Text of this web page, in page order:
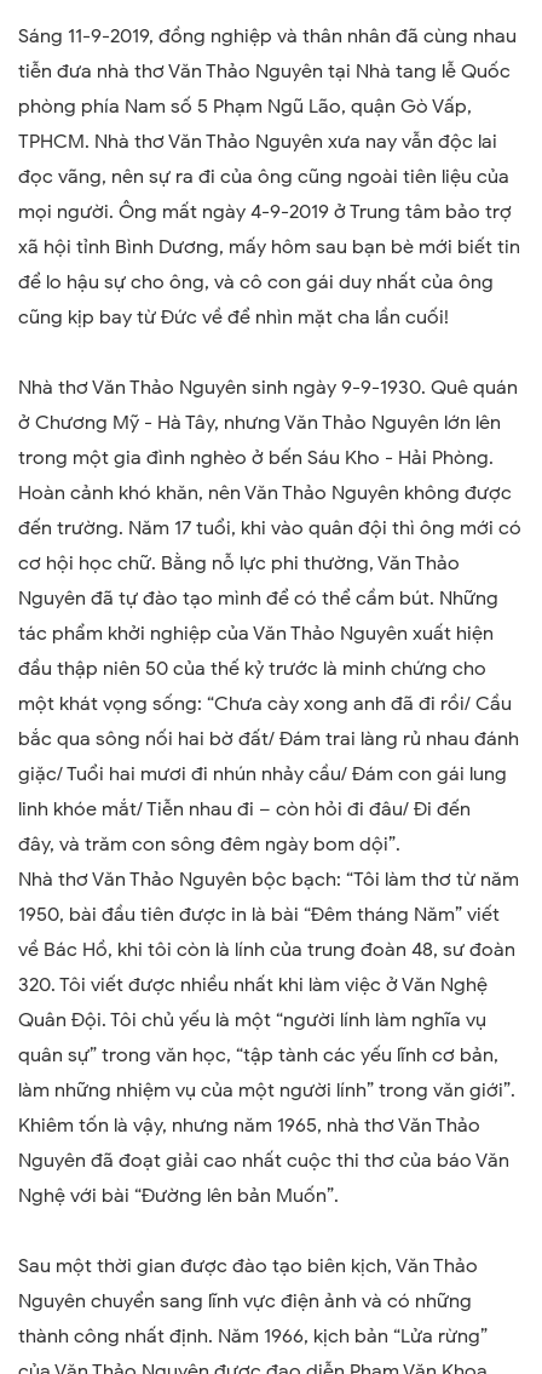
Sáng 11-9-2019, đồng nghiệp và thân nhân đã cùng nhau
tiễn đưa nhà thơ Văn Thảo Nguyên tại Nhà tang lễ Quốc
phòng phía Nam số 5 Phạm Ngũ Lão, quận Gò Vấp,
TPHCM. Nhà thơ Văn Thảo Nguyên xưa nay vẫn độc lai
đọc vãng, nên sự ra đi của ông cũng ngoài tiên liệu của
mọi người. Ông mất ngày 4-9-2019 ở Trung tâm bảo trợ
xã hội tỉnh Bình Dương, mấy hôm sau bạn bè mới biết tin
để lo hậu sự cho ông, và cô con gái duy nhất của ông
cũng kịp bay từ Đức về để nhìn mặt cha lần cuối!
Nhà thơ Văn Thảo Nguyên sinh ngày 9-9-1930. Quê quán
ở Chương Mỹ - Hà Tây, nhưng Văn Thảo Nguyên lớn lên
trong một gia đình nghèo ở bến Sáu Kho - Hải Phòng.
Hoàn cảnh khó khăn, nên Văn Thảo Nguyên không được
đến trường. Năm 17 tuổi, khi vào quân đội thì ông mới có
cơ hội học chữ. Bằng nỗ lực phi thường, Văn Thảo
Nguyên đã tự đào tạo mình để có thể cầm bút. Những
tác phẩm khởi nghiệp của Văn Thảo Nguyên xuất hiện
đầu thập niên 50 của thế kỷ trước là minh chứng cho
một khát vọng sống: “Chưa cày xong anh đã đi rồi/ Cầu
bắc qua sông nối hai bờ đất/ Đám trai làng rủ nhau đánh
giặc/ Tuổi hai mươi đi nhún nhảy cầu/ Đám con gái lung
linh khóe mắt/ Tiễn nhau đi – còn hỏi đi đâu/ Đi đến
đây, và trăm con sông đêm ngày bom dội”.
Nhà thơ Văn Thảo Nguyên bộc bạch: “Tôi làm thơ từ năm
1950, bài đầu tiên được in là bài “Đêm tháng Năm” viết
về Bác Hồ, khi tôi còn là lính của trung đoàn 48, sư đoàn
320. Tôi viết được nhiều nhất khi làm việc ở Văn Nghệ
Quân Đội. Tôi chủ yếu là một “người lính làm nghĩa vụ
quân sự” trong văn học, “tập tành các yếu lĩnh cơ bản,
làm những nhiệm vụ của một người lính” trong văn giới”.
Khiêm tốn là vậy, nhưng năm 1965, nhà thơ Văn Thảo
Nguyên đã đoạt giải cao nhất cuộc thi thơ của báo Văn
Nghệ với bài “Đường lên bản Muốn”.
Sau một thời gian được đào tạo biên kịch, Văn Thảo
Nguyên chuyển sang lĩnh vực điện ảnh và có những
thành công nhất định. Năm 1966, kịch bản “Lửa rừng”